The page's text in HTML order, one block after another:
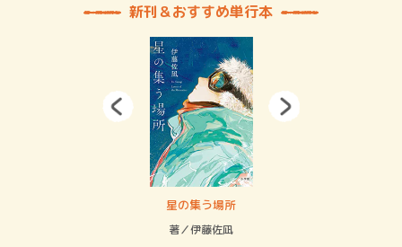
新刊＆おすすめ単行本
星の集う場所
著／伊藤佐凪